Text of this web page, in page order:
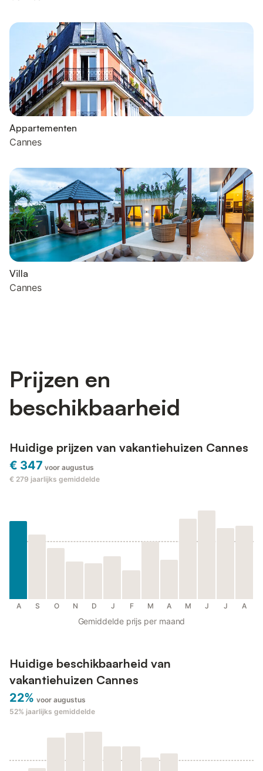
Appartementen
Cannes
Villa
Cannes
Prijzen en
beschikbaarheid
Huidige prijzen van vakantiehuizen Cannes
€ 347 voor augustus
€ 279 jaarlijks gemiddelde
A S O N D J F M A M J J A
Gemiddelde prijs per maand
Huidige beschikbaarheid van
vakantiehuizen Cannes
22% voor augustus
52% jaarlijks gemiddelde